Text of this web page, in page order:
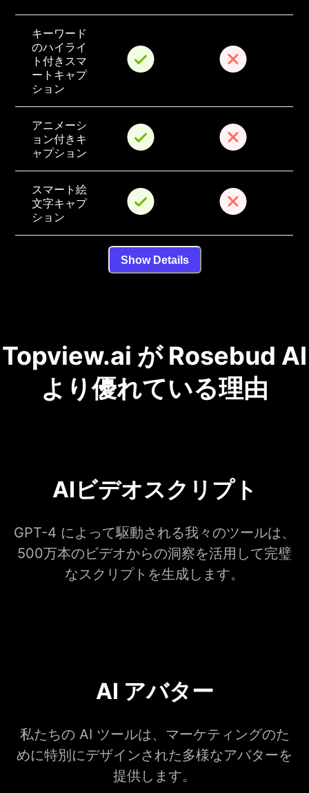
キーワード
のハイライ
ト付きスマ
ートキャプ
ション
アニメーシ
ョン付きキ
ャプション
スマート絵
文字キャプ
ション
Show Details
Topview.ai が Rosebud AI
より優れている理由
AIビデオスクリプト
GPT-4 によって駆動される我々のツールは、
500万本のビデオからの洞察を活用して完璧
なスクリプトを生成します。
AI アバター
私たちの AI ツールは、マーケティングのた
めに特別にデザインされた多様なアバターを
提供します。